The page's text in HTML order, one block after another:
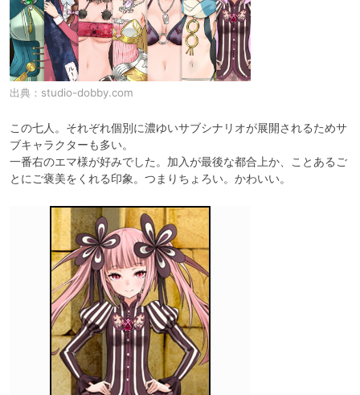
出典： studio-dobby.com
この七人。それぞれ個別に濃ゆいサブシナリオが展開されるためサ
ブキャラクターも多い。
一番右のエマ様が好みでした。加入が最後な都合上か、ことあるご